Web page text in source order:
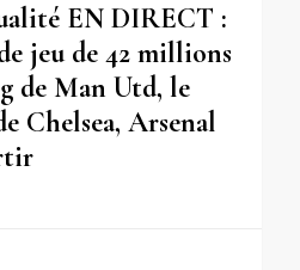
EN DIRECT :
jeu de 42 millions
de Man Utd, le
Chelsea, Arsenal